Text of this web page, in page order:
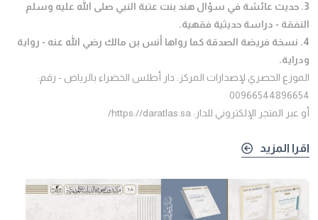
3. حديث عائشة في سؤال هند بنت عتبة النبي صلى الله عليه وسلم
النفقة - دراسة حديثية فقهية.
4. نسخة فريضة الصدقة كما رواها أنس بن مالك رضي الله عنه - رواية
ودراية.
الموزع الحصري لإصدارات المركز: دار أطلس الخضراء بالرياض - رقم:
00966544896654
أو عبر المتجر الإلكتروني للدار: https://daratlas.sa/
اقرا المزيد